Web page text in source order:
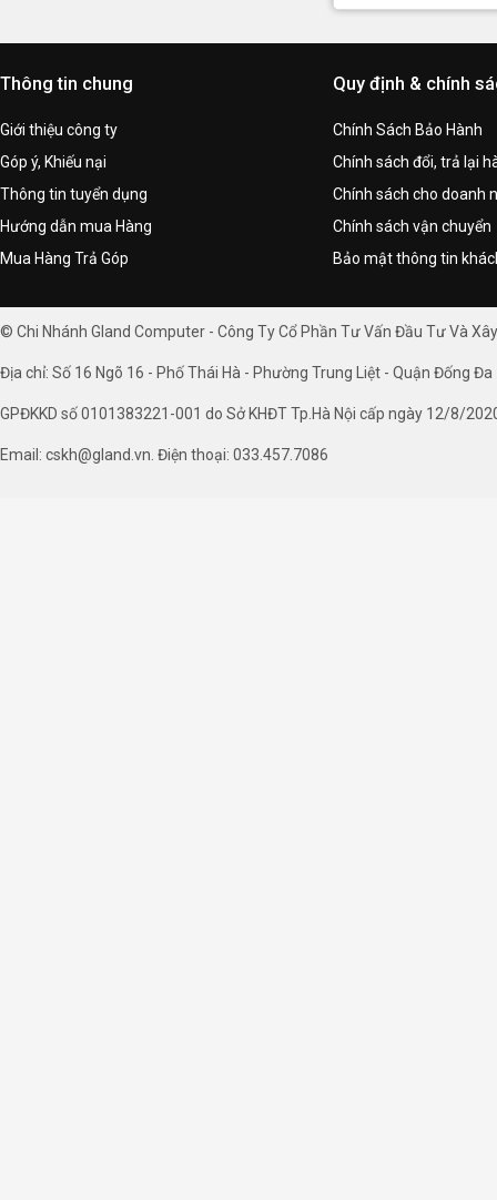
Thông tin chung
Giới thiệu công ty
Góp ý, Khiếu nại
Thông tin tuyển dụng
Hướng dẫn mua Hàng
Mua Hàng Trả Góp
Quy định & chính
Chính Sách Bảo Hành
Chính sách đổi, trả lại
Chính sách cho doanh
Chính sách vận chuyển
Bảo mật thông tin
© Chi Nhánh Gland Computer - Công Ty Cổ Phần Tư Vấn Đầu Tư Và
Địa chỉ: Số 16 Ngõ 16 - Phố Thái Hà - Phường Trung Liệt - Quận Đống Đa
GPĐKKD số 0101383221-001 do Sở KHĐT Tp.Hà Nội cấp ngày 12/8/
Email: cskh@gland.vn. Điện thoại: 033.457.7086